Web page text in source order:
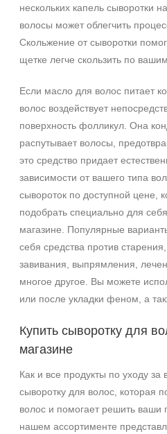
нескольких капель сыворотки
волосы может облегчить
Скольжение от сыворотки
щетке легче скользить по
Если масло для волос питает
волос воздействует
поверхность фолликул. Она
распутывает волосы,
это средство придает
зависимости от вашего типа
сывороток по доступной цене,
подобрать специально для
магазине. Популярные
себя средства против
завивания, выпрямления,
многое другое. Вы можете
или после укладки феном, а
Купить сыворотку для
магазине
Как и все продукты по уходу
сыворотку для волос, которая
волос и помогает решить
нашем ассортименте